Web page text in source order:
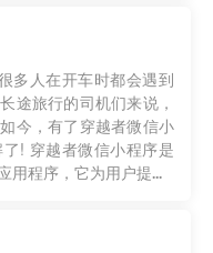
多人在开车时都会遇到
途旅行的司机们来说，
今，有了穿越者微信小
! 穿越者微信小程序是
用程序，它为用户提...